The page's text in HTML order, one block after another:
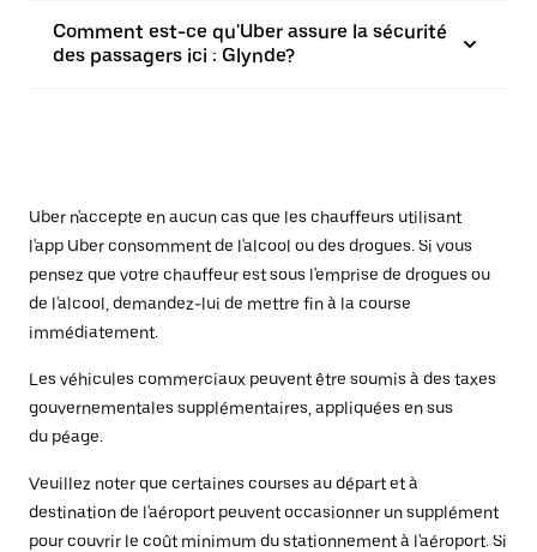
Comment est-ce qu'Uber assure la sécurité
des passagers ici : Glynde?
Uber n'accepte en aucun cas que les chauffeurs utilisant
l'app Uber consomment de l'alcool ou des drogues. Si vous
pensez que votre chauffeur est sous l'emprise de drogues ou
de l'alcool, demandez-lui de mettre fin à la course
immédiatement.
Les véhicules commerciaux peuvent être soumis à des taxes
gouvernementales supplémentaires, appliquées en sus
du péage.
Veuillez noter que certaines courses au départ et à
destination de l'aéroport peuvent occasionner un supplément
pour couvrir le coût minimum du stationnement à l'aéroport. Si